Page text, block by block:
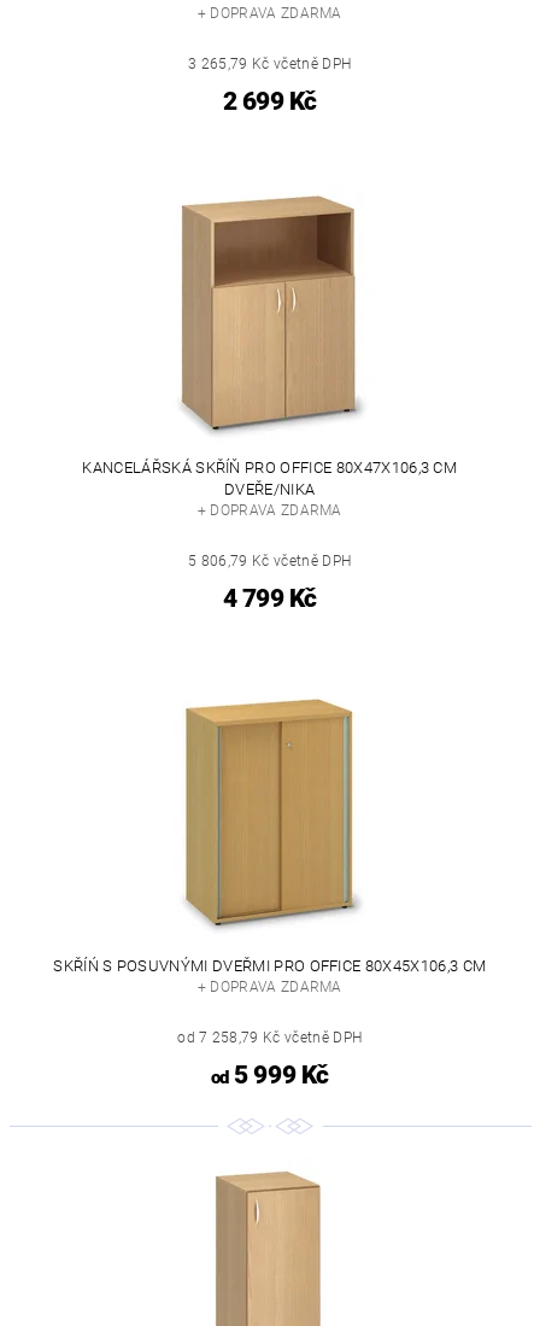
+ DOPRAVA ZDARMA
3 265,79 Kč včetně DPH
2 699 Kč
KANCELÁŘSKÁ SKŘÍŇ PRO OFFICE 80X47X106,3 CM
DVEŘE/NIKA
+ DOPRAVA ZDARMA
5 806,79 Kč včetně DPH
4 799 Kč
SKŘÍŃ S POSUVNÝMI DVEŘMI PRO OFFICE 80X45X106,3 CM
+ DOPRAVA ZDARMA
od 7 258,79 Kč včetně DPH
od5 999 Kč